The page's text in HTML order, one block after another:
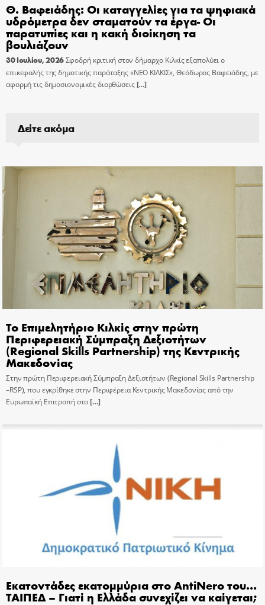
Θ. Βαφειάδης: Οι καταγγελίες για τα ψηφιακά
υδρόμετρα δεν σταματούν τα έργα- Οι
παρατυπίες και η κακή διοίκηση τα
βουλιάζουν
30 Ιουλίου, 2026Σφοδρή κριτική στον δήμαρχο Κιλκίς εξαπολύει ο
επικεφαλής της δημοτικής παράταξης «ΝΕΟ ΚΙΛΚΙΣ», Θεόδωρος Βαφειάδης, με
αφορμή τις δημοσιονομικές διορθώσεις[…]
Δείτε ακόμα
Το Επιμελητήριο Κιλκίς στην πρώτη
Περιφερειακή Σύμπραξη Δεξιοτήτων
(Regional Skills Partnership) της Κεντρικής
Μακεδονίας
Στην πρώτη Περιφερειακή Σύμπραξη Δεξιοτήτων (Regional Skills Partnership
–RSP), που εγκρίθηκε στην Περιφέρεια Κεντρικής Μακεδονίας από την
Ευρωπαϊκή Επιτροπή στο[…]
Εκατοντάδες εκατομμύρια στο AntiNero του…
ΤΑΙΠΕΔ – Γιατί η Ελλάδα συνεχίζει να καίγεται;